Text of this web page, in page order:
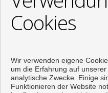
+34
Von Montag bis
Cookies
Wir verwenden eigene
um die Erfahrung auf
analytische Zwecke. Einige
Funktionieren der Website